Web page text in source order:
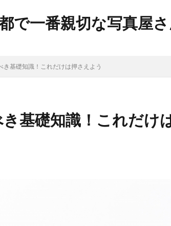
で一番親切な写真屋
き基礎知識！これだけは押さえよう
基礎知識！これだけ